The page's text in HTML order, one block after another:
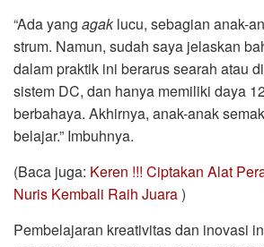
“Ada yang agaklucu, sebagian anak-
strum. Namun, sudah saya jelaskan
dalam praktik ini berarus searah atau
sistem DC, dan hanya memiliki daya
berbahaya. Akhirnya, anak-anak
belajar.” Imbuhnya.
(Baca juga: Keren !!! Ciptakan Alat
Nuris Kembali Raih Juara)
Pembelajaran kreativitas dan inovasi